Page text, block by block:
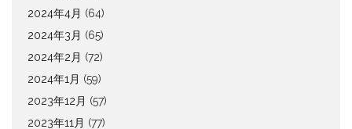
2024年4月 (64)
2024年3月 (65)
2024年2月 (72)
2024年1月 (59)
2023年12月 (57)
2023年11月 (77)